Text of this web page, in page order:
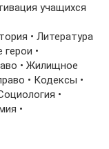
учащихся
• Литература
•
• Жилищное
• Кодексы •
•
•